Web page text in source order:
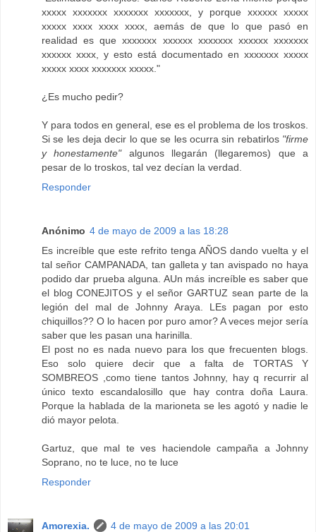
xxxxx xxxxxxx xxxxxxx xxxxxxx, y porque xxxxxx xxxxx
xxxxx xxxx xxxx xxxx, aemás de que lo que pasó en
realidad es que xxxxxxx xxxxxx xxxxxxx xxxxxx xxxxxxx
xxxxxx xxxx, y esto está documentado en xxxxxxx xxxxx
xxxxx xxxx xxxxxxx xxxxx."
¿Es mucho pedir?
Y para todos en general, ese es el problema de los troskos.
Si se les deja decir lo que se les ocurra sin rebatirlos "firme
y honestamente"algunos llegarán (llegaremos) que a
pesar de lo troskos, tal vez decían la verdad.
Responder
Anónimo 4 de mayo de 2009 a las 18:28
Es increíble que este refrito tenga AÑOS dando vuelta y el
tal señor CAMPANADA, tan galleta y tan avispado no haya
podido dar prueba alguna. AUn más increíble es saber que
el blog CONEJITOS y el señor GARTUZ sean parte de la
legión del mal de Johnny Araya. LEs pagan por esto
chiquillos?? O lo hacen por puro amor? A veces mejor sería
saber que les pasan una harinilla.
El post no es nada nuevo para los que frecuenten blogs.
Eso solo quiere decir que a falta de TORTAS Y
SOMBREOS ,como tiene tantos Johnny, hay q recurrir al
único texto escandalosillo que hay contra doña Laura.
Porque la hablada de la marioneta se les agotó y nadie le
dió mayor pelota.
Gartuz, que mal te ves haciendole campaña a Johnny
Soprano, no te luce, no te luce
Responder
Amorexia.
4 de mayo de 2009 a las 20:01